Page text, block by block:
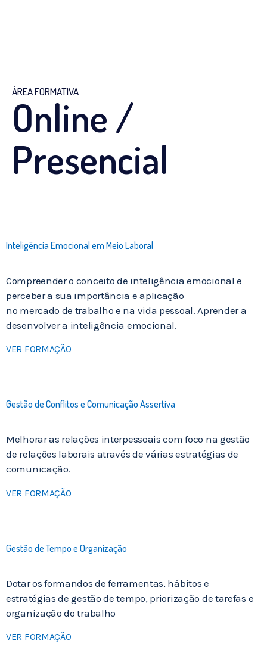
ÁREA FORMATIVA
Online /
Presencial
Inteligência Emocional em Meio Laboral
Compreender o conceito de inteligência emocional e
perceber a sua importância e aplicação
no mercado de trabalho e na vida pessoal. Aprender a
desenvolver a inteligência emocional.
VER FORMAÇÃO
Gestão de Conflitos e Comunicação Assertiva
Melhorar as relações interpessoais com foco na gestão
de relações laborais através de várias estratégias de
comunicação.
VER FORMAÇÃO
Gestão de Tempo e Organização
Dotar os formandos de ferramentas, hábitos e
estratégias de gestão de tempo, priorização de tarefas e
organização do trabalho
VER FORMAÇÃO